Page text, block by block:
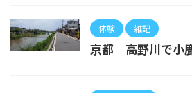
体験 雑記
京都 高野川で小